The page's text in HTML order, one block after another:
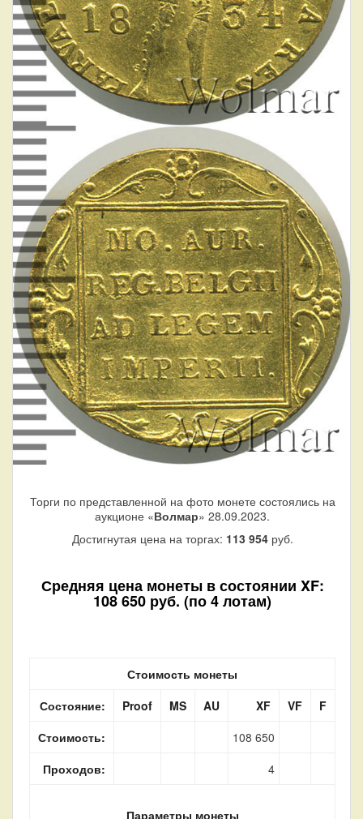
Торги по представленной на фото монете состоялись на
аукционе «Волмар» 28.09.2023.
Достигнутая цена на торгах: 113 954руб.
Средняя цена монеты в состоянии XF:
108 650 руб. (по 4 лотам)
Стоимость монеты
Состояние:
Proof MS AU XF VF
F
Стоимость:
108 650
Проходов:
4
Параметры монеты